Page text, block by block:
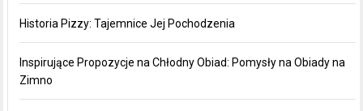
Historia Pizzy: Tajemnice Jej Pochodzenia
Inspirujące Propozycje na Chłodny Obiad: Pomysły na Obiady na
Zimno